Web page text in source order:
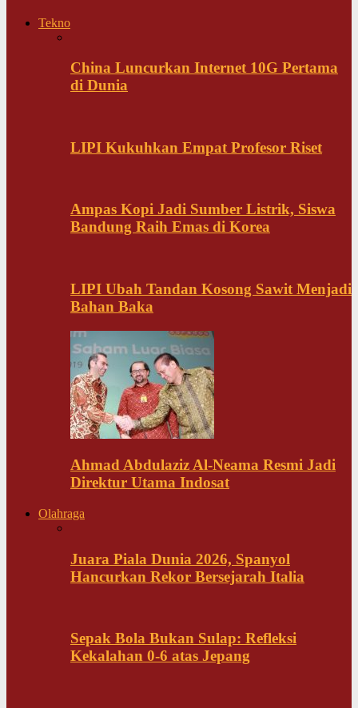
Tekno
China Luncurkan Internet 10G Pertama
di Dunia
LIPI Kukuhkan Empat Profesor Riset
Ampas Kopi Jadi Sumber Listrik, Siswa
Bandung Raih Emas di Korea
LIPI Ubah Tandan Kosong Sawit Menjadi
Bahan Baka
Ahmad Abdulaziz Al-Neama Resmi Jadi
Direktur Utama Indosat
Olahraga
Juara Piala Dunia 2026, Spanyol
Hancurkan Rekor Bersejarah Italia
Sepak Bola Bukan Sulap: Refleksi
Kekalahan 0-6 atas Jepang